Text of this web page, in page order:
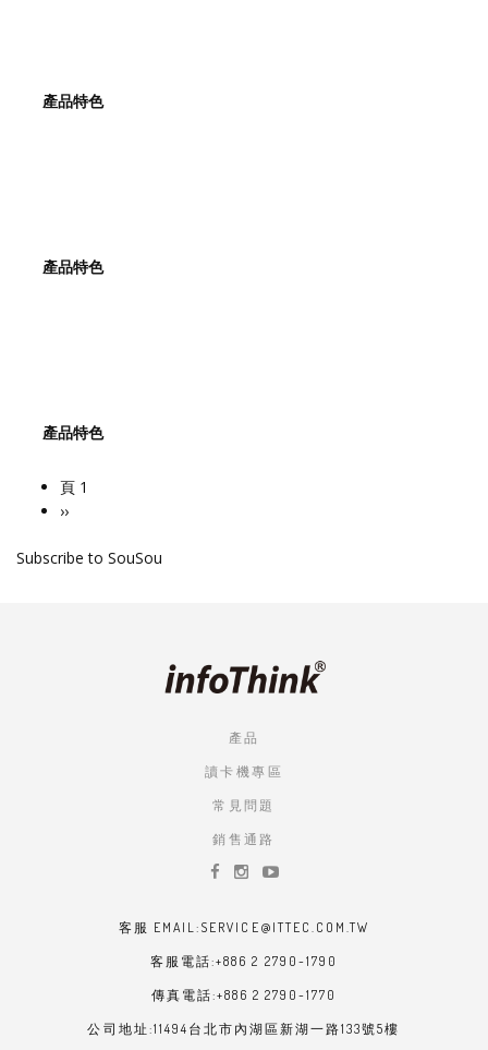
產品特色
產品特色
產品特色
Pagination
頁 1
下
頁
››
Subscribe to SouSou
產品
讀卡機專區
常見問題
銷售通路
客服 EMAIL:SERVICE@ITTEC.COM.TW
客服電話:+886 2 2790-1790
傳真電話:+886 2 2790-1770
公司地址:11494台北市內湖區新湖一路133號5樓